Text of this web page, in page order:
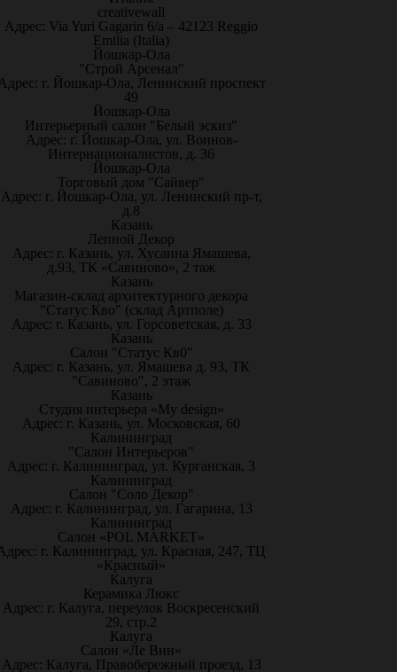
creativewall
Адрес: Via Yuri Gagarin 6/a – 42123 Reggio
Emilia (Italia)
Йошкар-Ола
"Строй Арсенал"
г. Йошкар-Ола, Ленинский проспект
49
Йошкар-Ола
Интерьерный салон "Белый эскиз"
Адрес: г. Йошкар-Ола, ул. Воинов-
Интернационалистов, д. 36
Йошкар-Ола
Торговый дом "Сайвер"
Адрес: г. Йошкар-Ола, ул. Ленинский пр-т,
д.8
Казань
Лепной Декор
Адрес: г. Казань, ул. Хусаина Ямашева,
д.93, ТК «Савиново», 2 таж
Казань
Магазин-склад архитектурного декора
"Статус Кво" (склад Артполе)
Адрес: г. Казань, ул. Горсоветская, д. 33
Казань
Салон "Статус Кв0"
Адрес: г. Казань, ул. Ямашева д. 93, ТК
"Савиново", 2 этаж
Казань
Студия интерьера «My design»
Адрес: г. Казань, ул. Московская, 60
Калининград
"Салон Интерьеров"
Адрес: г. Калининград, ул. Курганская, 3
Калининград
Салон "Соло Декор"
Адрес: г. Калининград, ул. Гагарина, 13
Калининград
Салон «POL MARKET»
г. Калининград, ул. Красная, 247, ТЦ
«Красный»
Калуга
Керамика Люкс
Адрес: г. Калуга, переулок Воскресенский
29, стр.2
Калуга
Салон «Ле Вин»
Адрес: Калуга, Правобережный проезд, 13